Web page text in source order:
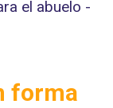
forma